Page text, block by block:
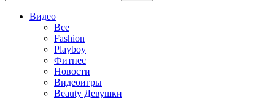
Видео
Все
Fashion
Playboy
Фитнес
Новости
Видеоигры
Beauty Девушки